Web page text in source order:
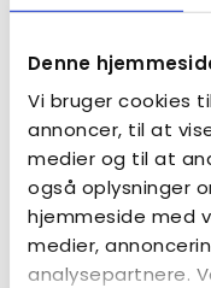
Denne
Vi bruger cookies
annoncer, til at
medier og til at
også oplysninger
hjemmeside med
medier,
analysepartnere.